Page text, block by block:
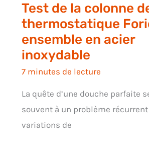
Test de la colonne
thermostatique
ensemble en acier
inoxydable
7 minutes de lecture
La quête d’une douche parfaite
souvent à un problème récurrent
variations de